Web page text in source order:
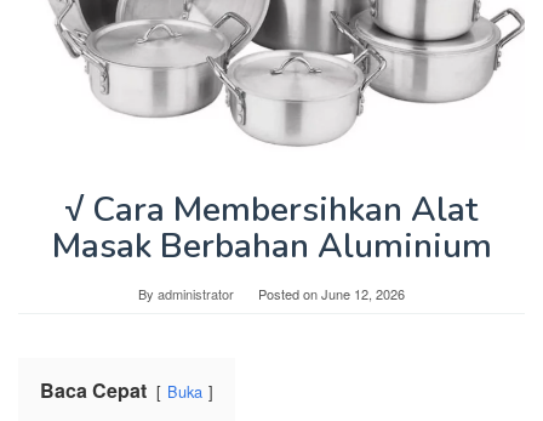
√ Cara Membersihkan Alat
Masak Berbahan Aluminium
By administrator Posted onJune 12, 2026
Baca Cepat Buka